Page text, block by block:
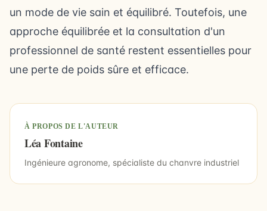
un mode de vie sain et équilibré. Toutefois, une
approche équilibrée et la consultation d'un
professionnel de santé restent essentielles pour
une perte de poids sûre et efficace.
À PROPOS DE L'AUTEUR
Léa Fontaine
Ingénieure agronome, spécialiste du chanvre industriel